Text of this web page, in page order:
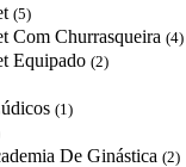
(5)
Com Churrasqueira (4)
Equipado (2)
(1)
De Ginástica (2)